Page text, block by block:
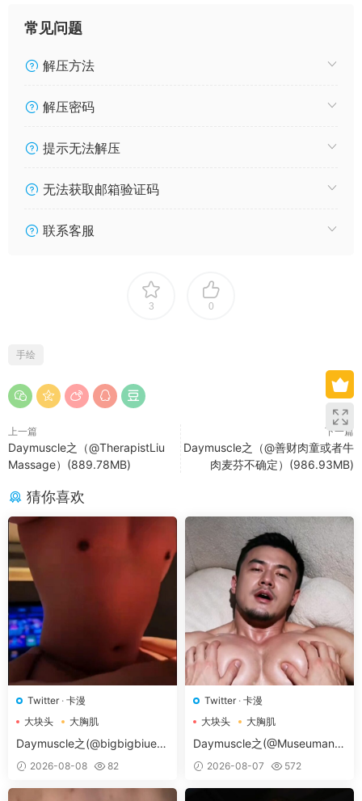
常见问题
解压方法
解压密码
提示无法解压
无法获取邮箱验证码
联系客服
3 0
手绘
上一篇
Daymuscle之（@TherapistLiu
Massage）(889.78MB)
下一篇
Daymuscle之（@善财肉童或者牛
肉麦芬不确定）(986.93MB)
猜你喜欢
Twitter· 卡漫
大块头
大胸肌
大胸肌肉男
Daymuscle之(@bigbigbiue-
@BBb）
2026-08-08 82
Twitter· 卡漫
大块头
大胸肌
大胸肌肉男
Daymuscle之(@Museumans-
@Museuman）
2026-08-07 572